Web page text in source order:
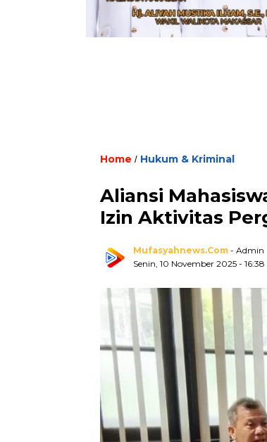
Home / Hukum & Kriminal
Aliansi
Izin Aktivitas
Mufasyahnews.com - Admin
Senin, 10 November 2025 -